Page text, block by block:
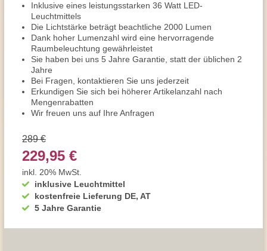
Inklusive eines leistungsstarken 36 Watt LED-
Leuchtmittels
Die Lichtstärke beträgt beachtliche 2000 Lumen
Dank hoher Lumenzahl wird eine hervorragende
Raumbeleuchtung gewährleistet
Sie haben bei uns 5 Jahre Garantie, statt der üblichen 2
Jahre
Bei Fragen, kontaktieren Sie uns jederzeit
Erkundigen Sie sich bei höherer Artikelanzahl nach
Mengenrabatten
Wir freuen uns auf Ihre Anfragen
inklusive Leuchtmittel
kostenfreie Lieferung DE, AT
5 Jahre Garantie
289 €
229,95 €
inkl. 20% MwSt.